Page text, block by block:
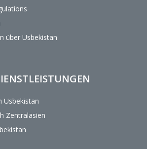
über Usbekistan
Usbekistan
Zentralasien